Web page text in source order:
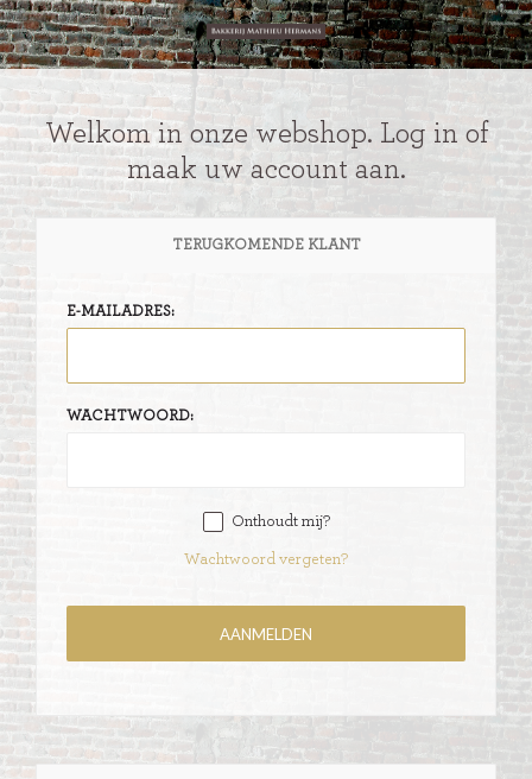
Welkom in onze webshop. Log in of
maak uw account aan.
TERUGKOMENDE KLANT
E-MAILADRES:
WACHTWOORD:
Onthoudt mij?
Wachtwoord vergeten?